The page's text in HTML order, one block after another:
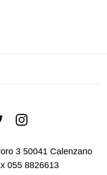
3 50041 Calenzano
055 8826613